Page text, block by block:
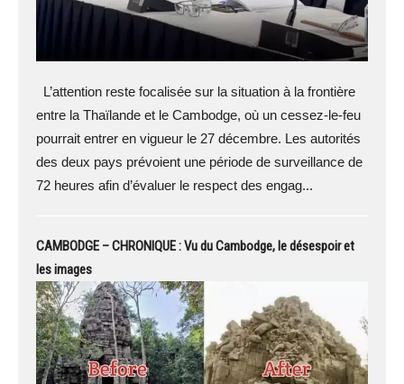
L’attention reste focalisée sur la situation à la frontière
entre la Thaïlande et le Cambodge, où un cessez-le-feu
pourrait entrer en vigueur le 27 décembre. Les autorités
des deux pays prévoient une période de surveillance de
72 heures afin d’évaluer le respect des engag...
CAMBODGE – CHRONIQUE : Vu du Cambodge, le désespoir et
les images